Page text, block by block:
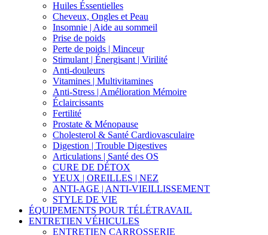
Huiles Éssentielles
Cheveux, Ongles et Peau
Insomnie | Aide au sommeil
Prise de poids
Perte de poids | Minceur
Stimulant | Énergisant | Virilité
Anti-douleurs
Vitamines | Multivitamines
Anti-Stress | Amélioration Mémoire
Éclaircissants
Fertilité
Prostate & Ménopause
Cholesterol & Santé Cardiovasculaire
Digestion | Trouble Digestives
Articulations | Santé des OS
CURE DE DÉTOX
YEUX | OREILLES | NEZ
ANTI-AGE | ANTI-VIEILLISSEMENT
STYLE DE VIE
ÉQUIPEMENTS POUR TÉLÉTRAVAIL
ENTRETIEN VÉHICULES
ENTRETIEN CARROSSERIE